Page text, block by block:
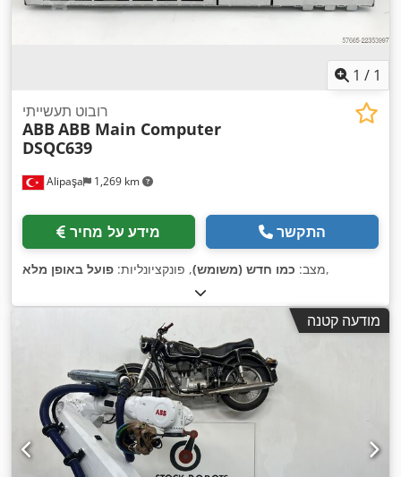
1 / 1
Alipaşa 1,269 km
רובוט תעשייתי
ABB ABB Main Computer
DSQC639
מידע על מחיר התקשר
מצב: כמו חדש (משומש), פונקציונליות: פועל באופן מלא ,
מודעה קטנה